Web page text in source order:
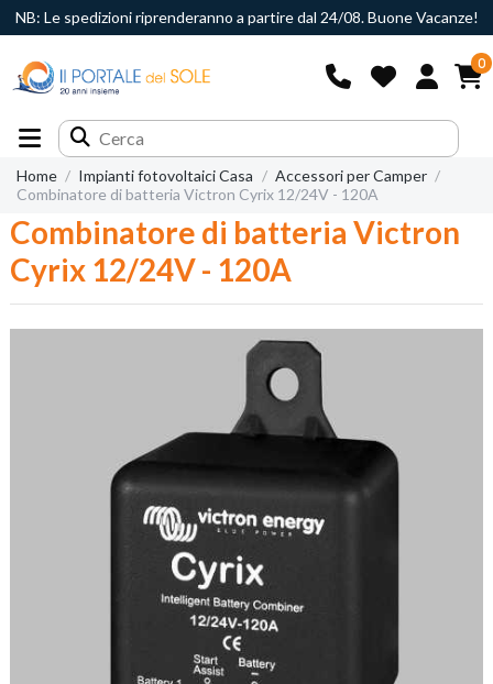
NB: Le spedizioni riprenderanno a partire dal 24/08. Buone Vacanze!
0
Home Impianti fotovoltaici Casa
Accessori per Camper
Combinatore di batteria Victron Cyrix 12/24V - 120A
Combinatore di batteria Victron
Cyrix 12/24V - 120A